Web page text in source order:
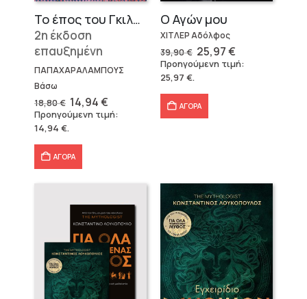
Το έπος του Γκιλγκαμές
2η έκδοση
επαυξημένη
ΠΑΠΑΧΑΡΑΛΑΜΠΟΥΣ
Βάσω
18,80€ Original
price
was:
18,80 €.
14,94€Η
τρέχουσα
τιμή
Προηγούμενη τιμή:
14,94 €.
ΑΓΟΡΑ
Ο Αγών μου
ΧΙΤΛΕΡ Αδόλφος
39,90€ Original
price
was:
25,97€Η
τρέχουσα
τιμή
Προηγούμενη τιμή:
25,97 €.
ΑΓΟΡΑ